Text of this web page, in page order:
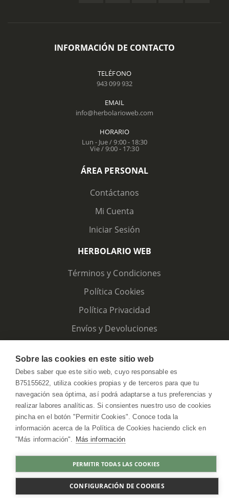
COMPRAR
INFORMACIÓN DE CONTACTO
TELÉFONO
943 099 932
EMAIL
info@herbolarioweb.com
HORARIO
Lun - Jue / 9:00 - 18:30
Vie / 9:00 - 17:30
ÁREA PERSONAL
Contáctanos
Mi Cuenta
Iniciar Sesión
HERBOLARIO WEB
Términos y Condiciones
Política Cookies
Política Privacidad
Envíos y Devoluciones
HerbolarioWeb © 2026. All Rights Reserved
Sobre las cookies en este sitio web
Debes saber que este sitio web, cuyo responsable es
B75155622, utiliza cookies propias y de terceros para que tu
navegación sea óptima, así podrá adaptarse a tus preferencias y
realizar labores analíticas. Si consientes nuestro uso de cookies
pincha en el botón "Permitir Cookies". Conoce toda la
información acerca de la Política de Cookies haciendo click en
"Más información". Más información
PERMITIR TODAS LAS COOKIES
CONFIGURACIÓN DE COOKIES